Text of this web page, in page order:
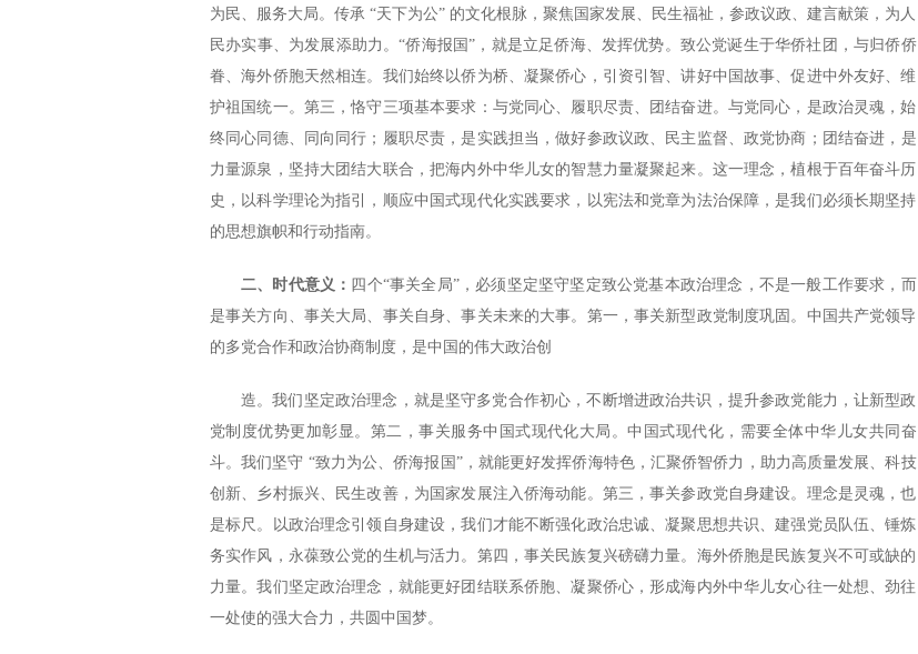
为民、服务大局。传承 “天下为公” 的文化根脉，聚焦国家发展、民生福祉，参政议政、建言献策，为人
民办实事、为发展添助力。“侨海报国”，就是立足侨海、发挥优势。致公党诞生于华侨社团，与归侨侨
眷、海外侨胞天然相连。我们始终以侨为桥、凝聚侨心，引资引智、讲好中国故事、促进中外友好、维
护祖国统一。第三，恪守三项基本要求：与党同心、履职尽责、团结奋进。与党同心，是政治灵魂，始
终同心同德、同向同行；履职尽责，是实践担当，做好参政议政、民主监督、政党协商；团结奋进，是
力量源泉，坚持大团结大联合，把海内外中华儿女的智慧力量凝聚起来。这一理念，植根于百年奋斗历
史，以科学理论为指引，顺应中国式现代化实践要求，以宪法和党章为法治保障，是我们必须长期坚持
的思想旗帜和行动指南。
二、时代意义： 四个“事关全局”，必须坚定坚守坚定致公党基本政治理念，不是一般工作要求，而
是事关方向、事关大局、事关自身、事关未来的大事。第一，事关新型政党制度巩固。中国共产党领导
的多党合作和政治协商制度，是中国的伟大政治创
造。我们坚定政治理念，就是坚守多党合作初心，不断增进政治共识，提升参政党能力，让新型政
党制度优势更加彰显。第二，事关服务中国式现代化大局。中国式现代化，需要全体中华儿女共同奋
斗。我们坚守 “致力为公、侨海报国”，就能更好发挥侨海特色，汇聚侨智侨力，助力高质量发展、科技
创新、乡村振兴、民生改善，为国家发展注入侨海动能。第三，事关参政党自身建设。理念是灵魂，也
是标尺。以政治理念引领自身建设，我们才能不断强化政治忠诚、凝聚思想共识、建强党员队伍、锤炼
务实作风，永葆致公党的生机与活力。第四，事关民族复兴磅礴力量。海外侨胞是民族复兴不可或缺的
力量。我们坚定政治理念，就能更好团结联系侨胞、凝聚侨心，形成海内外中华儿女心往一处想、劲往
一处使的强大合力，共圆中国梦。